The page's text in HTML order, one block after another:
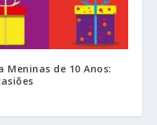
Meninas de 10 Anos: